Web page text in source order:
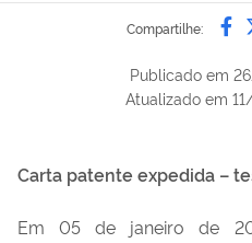
Compartilhe:
Publicado em
Atualizado em
Carta patente expedida –
Em 05 de janeiro de